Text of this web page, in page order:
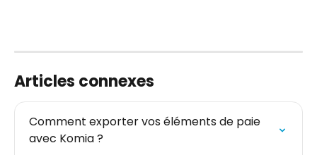
Articles connexes
Comment exporter vos éléments de paie
avec Komia ?